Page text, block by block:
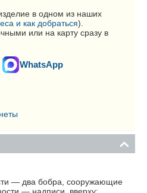
в одном из наших
и как добраться).
или на карту сразу в
WhatsApp
— два бобра, сооружающие